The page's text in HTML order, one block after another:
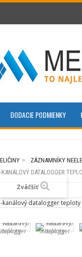
DODACIE PODMIENKY
ZÁZNAMNÍKY
DATALOGGER
Zväčšiť